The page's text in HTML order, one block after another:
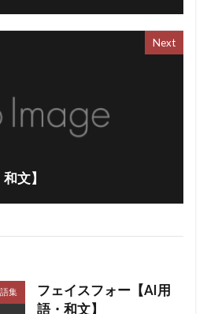
Next
文】
集
フェイスフォー【AI用
語・和文】